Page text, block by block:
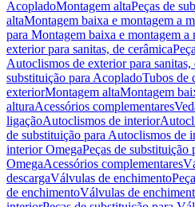
AcopladoMontagem altaPeças de
altaMontagem baixa e montagem a
para Montagem baixa e montagem a
exterior para sanitas, de cerâmica
Autoclismos de exterior para sanitas,
substituição para AcopladoTubos de
exteriorMontagem altaMontagem
alturaAcessórios complementares
ligaçãoAutoclismos de interior
de substituição para Autoclismos de
interior OmegaPeças de
OmegaAcessórios complementares
descargaVálvulas de enchimento
de enchimentoVálvulas de